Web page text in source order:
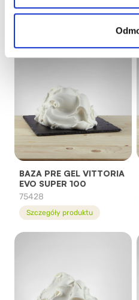
85208
BAZA PRE GEL VITTORIA
EVO SUPER 100
75428
Szczegóły produktu